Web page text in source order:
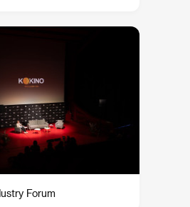
Forum